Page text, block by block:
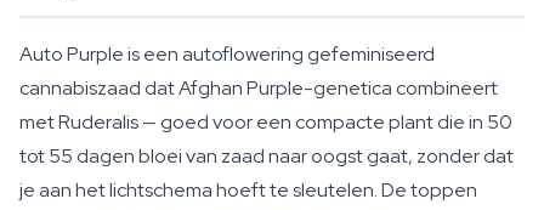
Auto Purple is een autoflowering gefeminiseerd
cannabiszaad dat Afghan Purple-genetica combineert
met Ruderalis — goed voor een compacte plant die in 50
tot 55 dagen bloei van zaad naar oogst gaat, zonder dat
je aan het lichtschema hoeft te sleutelen. De toppen